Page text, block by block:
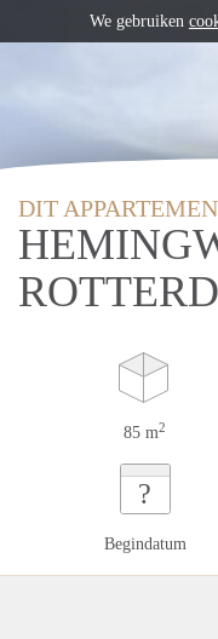
DIT
85 m2
?
Begindatum
We gebruiken